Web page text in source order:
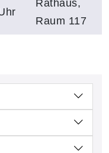
Rathaus,
Raum 117